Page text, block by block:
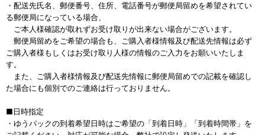
・配送先氏名、郵便番号、住所、電話番号が郵便局留めを希望されてい
る郵便局になっている場合、
ご本人様確認が取れずお受け取りが出来ない場合がございます。
郵便局留めをご希望の場合も、ご購入者様情報及び配送先情報は必ず
ご購入者様もしくはお受け取り人様の情報のご入力をお願いいたしま
す。
また、ご購入者様情報及び配送先情報に郵便局留めでの記載を確認し
た場合にも個別でのご連絡は行っておりません。
■日時指定
・ゆうパックの到着希望日時はご希望の「到着日時」「到着時間帯」を